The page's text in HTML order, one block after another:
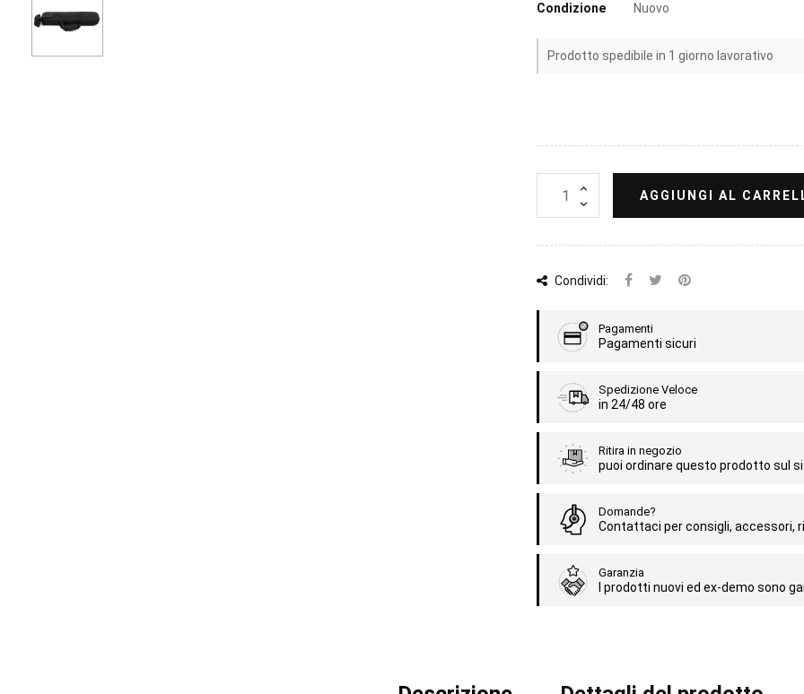
Condizione
Nuovo
Prodotto spedibile in 1 giorno lavorativo
AGGIUNGI AL
Condividi:
Pagamenti
Pagamenti sicuri
Spedizione Veloce
in 24/48 ore
Ritira in negozio
puoi ordinare questo prodotto sul
Domande?
Contattaci per consigli, accessori,
Garanzia
I prodotti nuovi ed ex-demo sono